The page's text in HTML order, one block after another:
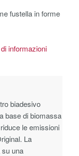
fustella in forme
informazioni
biadesivo
base di biomassa
le emissioni
La
su una